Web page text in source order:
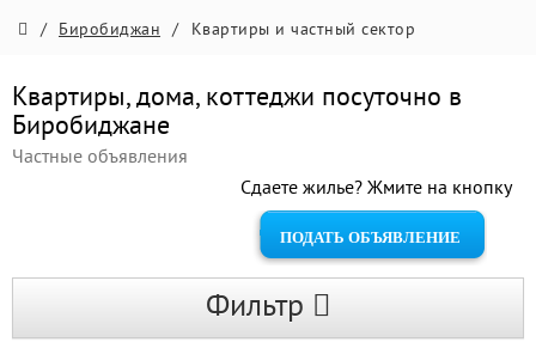
/ Биробиджан / Квартиры и частный сектор
Квартиры, дома, коттеджи посуточно в
Биробиджане
Частные объявления
Сдаете жилье? Жмите на кнопку
ПОДАТЬ ОБЪЯВЛЕНИЕ
Фильтр